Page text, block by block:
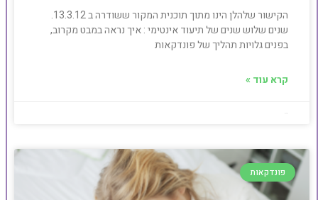
הקישור שלהלן הינו מתוך תוכנית המקור ששודרה ב 13.3.12.
שנים שלוש שנים של תיעוד אינטימי : איך נראה במבט מקרוב,
בפנים גלויות תהליך של פונדקאות
קרא עוד »
פונדקאות